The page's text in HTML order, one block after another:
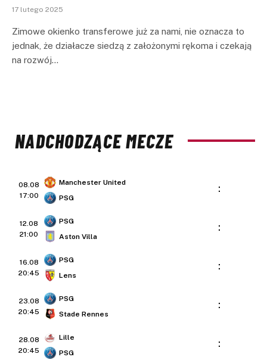
17 lutego 2025
Zimowe okienko transferowe już za nami, nie oznacza to
jednak, że działacze siedzą z założonymi rękoma i czekają
na rozwój…
NADCHODZĄCE MECZE
08.08
17:00
Manchester United
PSG
:
12.08
21:00
PSG
Aston Villa
:
16.08
20:45
PSG
Lens
:
23.08
20:45
PSG
Stade Rennes
:
28.08
20:45
Lille
PSG
: